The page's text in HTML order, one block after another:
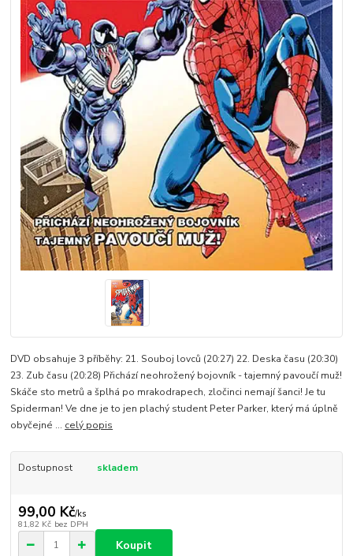
DVD obsahuje 3 příběhy: 21. Souboj lovců (20:27) 22. Deska času (20:30)
23. Zub času (20:28) Přichází neohrožený bojovník - tajemný pavoučí muž!
Skáče sto metrů a šplhá po mrakodrapech, zločinci nemají šanci! Je tu
Spiderman! Ve dne je to jen plachý student Peter Parker, který má úplně
obyčejné ... celý popis
Dostupnost skladem
99,00 Kč/ks
81,82 Kč bez DPH
Koupit